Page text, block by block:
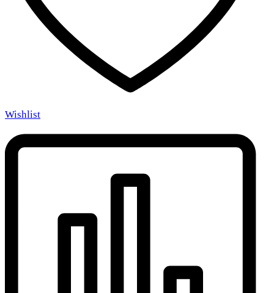
Wishlist